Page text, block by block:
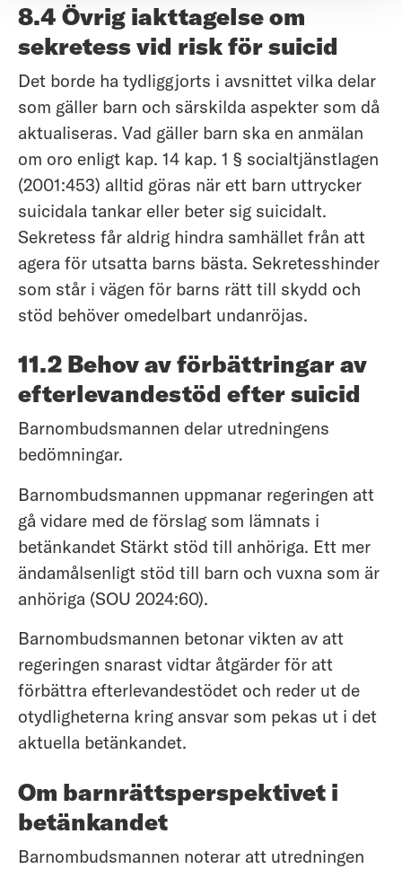
8.4 Övrig iakttagelse om
sekretess vid risk för suicid
Det borde ha tydliggjorts i avsnittet vilka delar
som gäller barn och särskilda aspekter som då
aktualiseras. Vad gäller barn ska en anmälan
om oro enligt kap. 14 kap. 1 § socialtjänstlagen
(2001:453) alltid göras när ett barn uttrycker
suicidala tankar eller beter sig suicidalt.
Sekretess får aldrig hindra samhället från att
agera för utsatta barns bästa. Sekretesshinder
som står i vägen för barns rätt till skydd och
stöd behöver omedelbart undanröjas.
11.2 Behov av förbättringar av
efterlevandestöd efter suicid
Barnombudsmannen delar utredningens
bedömningar.
Barnombudsmannen uppmanar regeringen att
gå vidare med de förslag som lämnats i
betänkandet Stärkt stöd till anhöriga. Ett mer
ändamålsenligt stöd till barn och vuxna som är
anhöriga (SOU 2024:60).
Barnombudsmannen betonar vikten av att
regeringen snarast vidtar åtgärder för att
förbättra efterlevandestödet och reder ut de
otydligheterna kring ansvar som pekas ut i det
aktuella betänkandet.
Om barnrättsperspektivet i
betänkandet
Barnombudsmannen noterar att utredningen